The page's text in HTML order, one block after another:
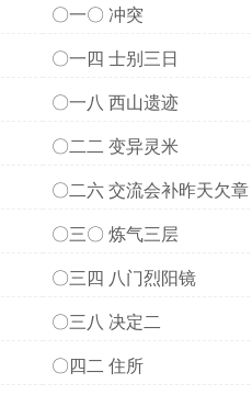
〇一〇 冲突
〇一四 士别三日
〇一八 西山遗迹
〇二二 变异灵米
〇二六 交流会补昨天欠章
〇三〇 炼气三层
〇三四 八门烈阳镜
〇三八 决定二
〇四二 住所